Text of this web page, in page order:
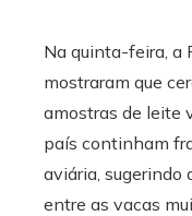
Na quinta-feira, a
mostraram que
amostras de leite
país continham
aviária, sugerindo
entre as vacas